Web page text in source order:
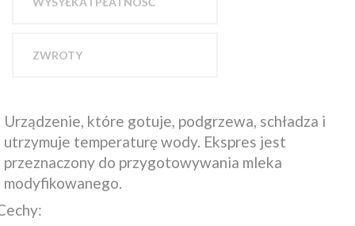
ZWROTY
Urządzenie, które gotuje, podgrzewa, schładza i
utrzymuje temperaturę wody. Ekspres jest
przeznaczony do przygotowywania mleka
modyfikowanego.